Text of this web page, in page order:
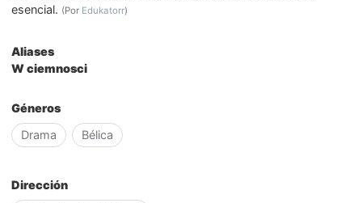
esencial. (Por Edukatorr)
Aliases
W ciemnosci
Géneros
Drama
Bélica
Dirección